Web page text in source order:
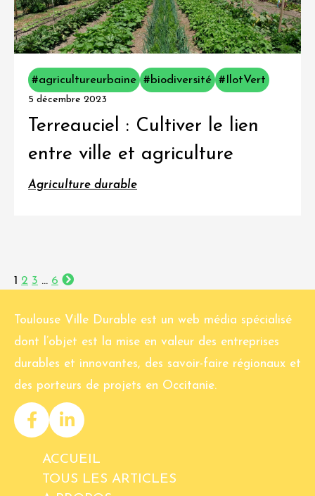
#agricultureurbaine #biodiversité #IlotVert
5 décembre 2023
Terreauciel : Cultiver le lien
entre ville et agriculture
Agriculture durable
1 2 3 … 6
Toulouse Ville Durable est un web média spécialisé
dont l’objet est la mise en valeur des entreprises
durables et innovantes, des savoir-faire régionaux et
des porteurs de projets en Occitanie.
ACCUEIL
TOUS LES ARTICLES